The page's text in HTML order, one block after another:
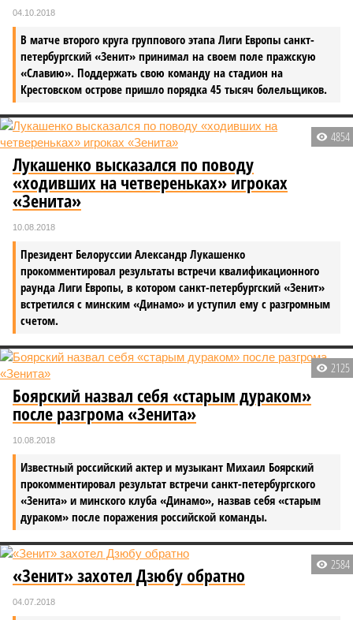
04.10.2018
В матче второго круга группового этапа Лиги Европы санкт-
петербургский «Зенит» принимал на своем поле пражскую
«Славию». Поддержать свою команду на стадион на
Крестовском острове пришло порядка 45 тысяч болельщиков.
4854
Лукашенко высказался по поводу
«ходивших на четвереньках» игроках
«Зенита»
10.08.2018
Президент Белоруссии Александр Лукашенко
прокомментировал результаты встречи квалификационного
раунда Лиги Европы, в котором санкт-петербургский «Зенит»
встретился с минским «Динамо» и уступил ему с разгромным
счетом.
2125
Боярский назвал себя «старым дураком»
после разгрома «Зенита»
10.08.2018
Известный российский актер и музыкант Михаил Боярский
прокомментировал результат встречи санкт-петербургского
«Зенита» и минского клуба «Динамо», назвав себя «старым
дураком» после поражения российской команды.
2584
«Зенит» захотел Дзюбу обратно
04.07.2018